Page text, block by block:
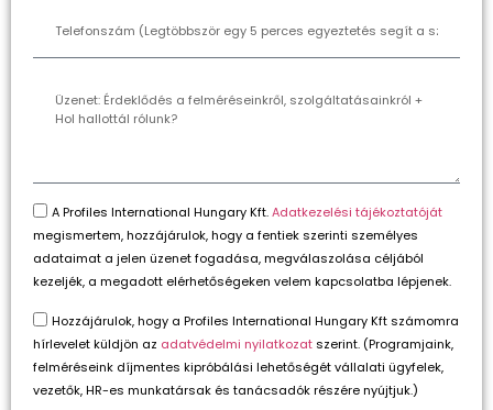
A Profiles International Hungary Kft.Adatkezelési tájékoztatóját
megismertem, hozzájárulok, hogy a fentiek szerinti személyes
adataimat a jelen üzenet fogadása, megválaszolása céljából
kezeljék, a megadott elérhetőségeken velem kapcsolatba lépjenek.
Hozzájárulok, hogy a Profiles International Hungary Kft számomra
hírlevelet küldjön az adatvédelmi nyilatkozat szerint. (Programjaink,
felméréseink díjmentes kipróbálási lehetőségét vállalati ügyfelek,
vezetők, HR-es munkatársak és tanácsadók részére nyújtjuk.)